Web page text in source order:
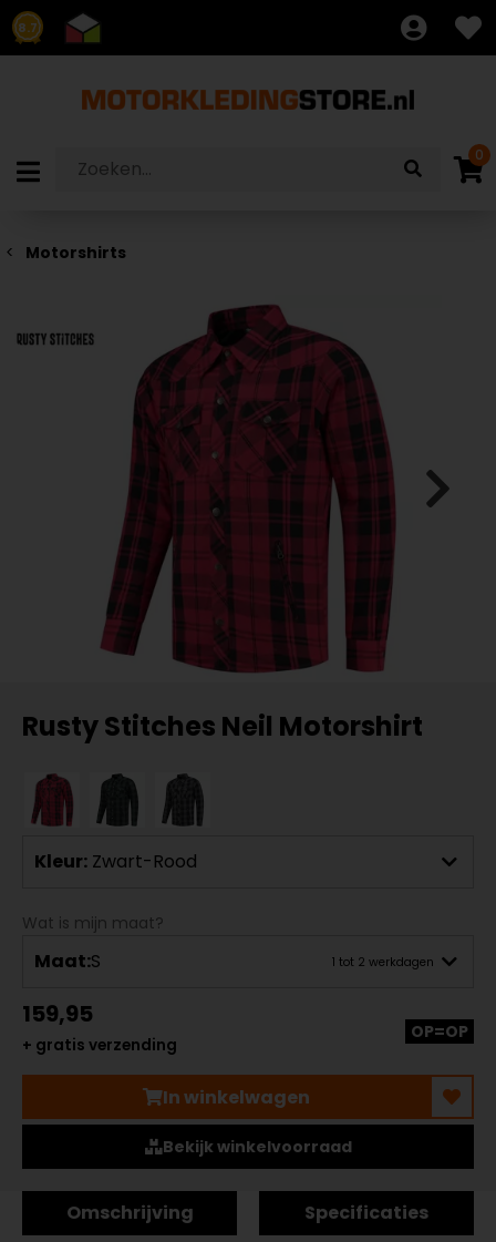
8.7
0
Motorshirts
Rusty Stitches Neil Motorshirt
Kleur: Zwart-Rood
Wat is mijn maat?
Maat:S 1 tot 2 werkdagen
159,95
+ gratis verzending
OP=OP
In winkelwagen
Bekijk winkelvoorraad
Omschrijving Specificaties